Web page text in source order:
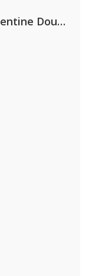
Calvin Harris & Clementine Douglas